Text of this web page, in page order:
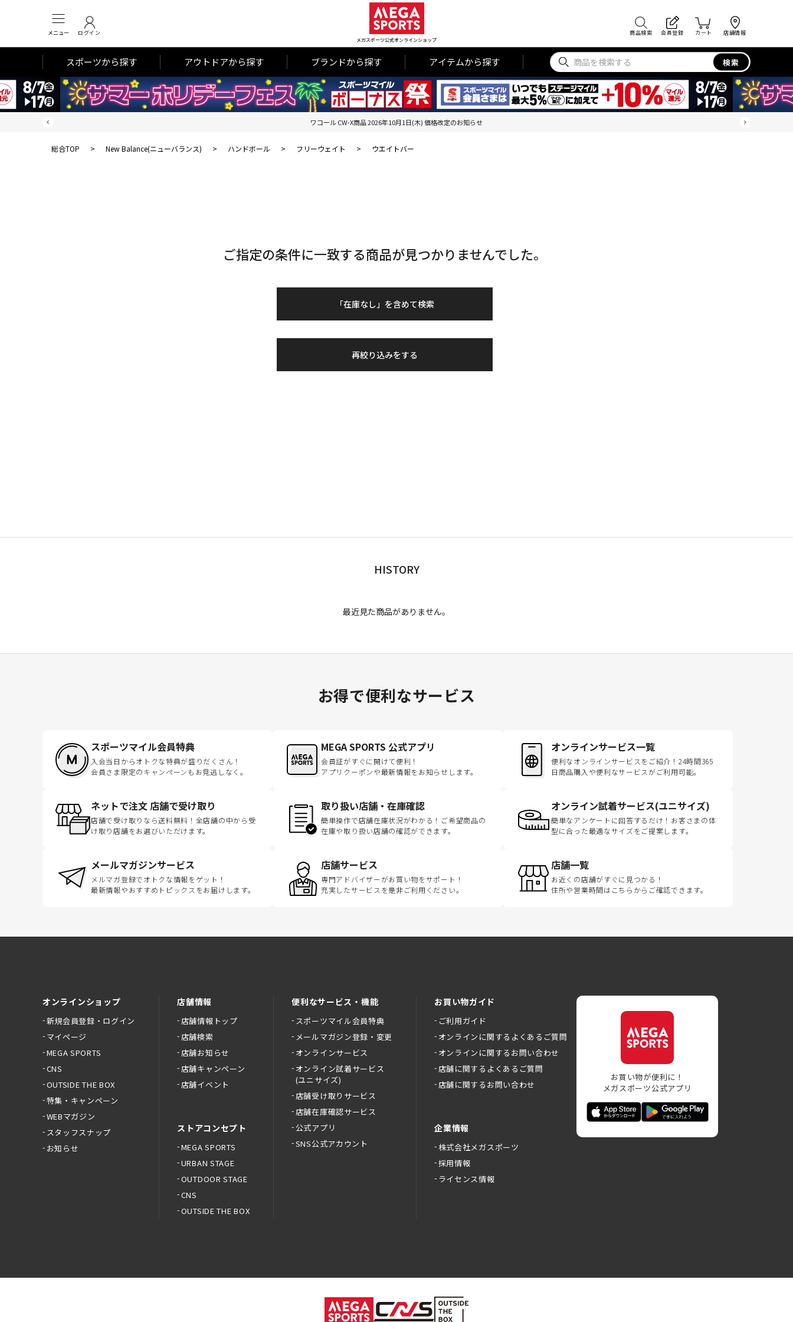
メニュー ログイン
メガスポーツ公式オンラインショップ
商品検索 会員登録 カート 店舗情報
スポーツから探す アウトドアから探す ブランドから探す アイテムから探す 検索
ワコール CW-X商品 2026年10月1日(木) 価格改定のお知らせ
総合TOP > New Balance(ニューバランス) > ハンドボール > フリーウェイト > ウエイトバー
ご指定の条件に一致する商品が見つかりませんでした。
「在庫なし」を含めて検索
再絞り込みをする
HISTORY
最近見た商品がありません。
お得で便利なサービス
スポーツマイル会員特典
入会当日からオトクな特典が盛りだくさん！
会員さま限定のキャンペーンもお見逃しなく。
MEGA SPORTS 公式アプリ
会員証がすぐに開けて便利！
アプリクーポンや最新情報をお知らせします。
オンラインサービス一覧
便利なオンラインサービスをご紹介！24時間365
日商品購入や便利なサービスがご利用可能。
ネットで注文 店舗で受け取り
店舗で受け取りなら送料無料！全店舗の中から受
け取り店舗をお選びいただけます。
取り扱い店舗・在庫確認
簡単操作で店舗在庫状況がわかる！ご希望商品の
在庫や取り扱い店舗の確認ができます。
オンライン試着サービス(ユニサイズ)
簡単なアンケートに回答するだけ！お客さまの体
型に合った最適なサイズをご提案します。
メールマガジンサービス
メルマガ登録でオトクな情報をゲット！
最新情報やおすすめトピックスをお届けします。
店舗サービス
専門アドバイザーがお買い物をサポート！
充実したサービスを是非ご利用ください。
店舗一覧
お近くの店舗がすぐに見つかる！
住所や営業時間はこちらからご確認できます。
オンラインショップ
新規会員登録・ログイン
マイページ
MEGA SPORTS
CNS
OUTSIDE THE BOX
特集・キャンペーン
WEBマガジン
スタッフスナップ
お知らせ
店舗情報
店舗情報トップ
店舗検索
店舗お知らせ
店舗キャンペーン
店舗イベント
ストアコンセプト
MEGA SPORTS
URBAN STAGE
OUTDOOR STAGE
CNS
OUTSIDE THE BOX
便利なサービス・機能
スポーツマイル会員特典
メールマガジン登録・変更
オンラインサービス
オンライン試着サービス
(ユニサイズ)
店舗受け取りサービス
店舗在庫確認サービス
公式アプリ
SNS公式アカウント
お買い物ガイド
ご利用ガイド
オンラインに関するよくあるご質問
オンラインに関するお問い合わせ
店舗に関するよくあるご質問
店舗に関するお問い合わせ
企業情報
株式会社メガスポーツ
採用情報
ライセンス情報
お買い物が便利に！
メガスポーツ公式アプリ